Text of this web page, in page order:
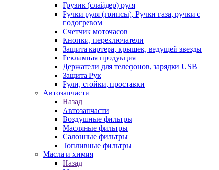
Грузик (слайдер) руля
Ручки руля (грипсы), Ручки газа, ручки с
подогревом
Счетчик моточасов
Кнопки, переключатели
Защита картера, крышек, ведущей звезды
Рекламная продукция
Держатели для телефонов, зарядки USB
Защита Рук
Рули, стойки, проставки
Автозапчасти
Назад
Автозапчасти
Воздушные фильтры
Масляные фильтры
Салонные фильтры
Топливные фильтры
Масла и химия
Назад